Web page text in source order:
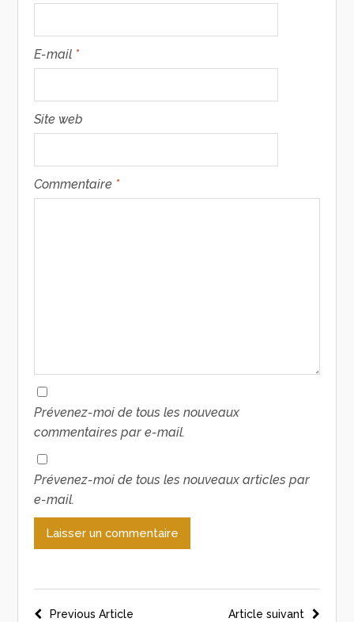
E-mail *
Site web
Commentaire *
Prévenez-moi de tous les nouveaux
commentaires par e-mail.
Prévenez-moi de tous les nouveaux articles par
e-mail.
Article suivant
Previous Article